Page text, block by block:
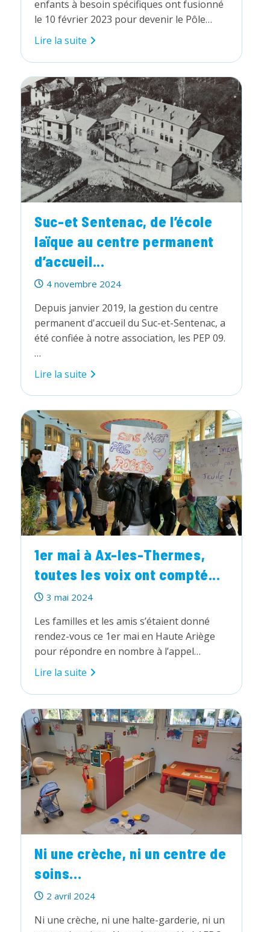
enfants à besoin spécifiques ont fusionné
le 10 février 2023 pour devenir le Pôle…
Lire la suite Palanqueto
Caminèl !
Suc-et Sentenac, de l’école
laïque au centre permanent
d’accueil...
Publication
4 novembre 2024
Depuis janvier 2019, la gestion du centre
permanent d'accueil du Suc-et-Sentenac, a
été confiée à notre association, les PEP 09.
…
Lire la suite Suc-
l’école
laïque
au
centre
permanent
d’accueil
Jean
&
Jeanne
Nayrou
1er mai à Ax-les-Thermes,
toutes les voix ont compté...
Publication
3 mai 2024
Les familles et les amis s’étaient donné
rendez-vous ce 1er mai en Haute Ariège
pour répondre en nombre à l’appel…
Lire la suite 1er
les-
Thermes,
toutes
voix
ont
compté
!
Ni une crèche, ni un centre de
soins…
Publication
2 avril 2024
Ni une crèche, ni une halte-garderie, ni un